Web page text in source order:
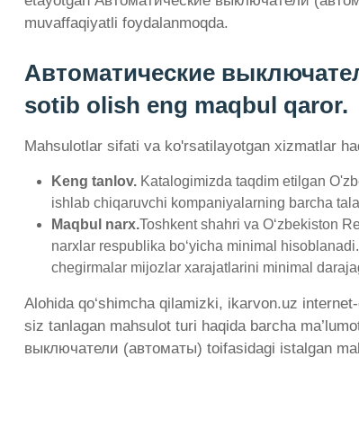
muvaffaqiyatli foydalanmoqda.
Автоматические
sotib olish eng maqbul qaror.
Mahsulotlar sifati va ko'rsatilayotgan xizmatlar
Keng tanlov. Katalogimizda taqdim etilgan
ishlab chiqaruvchi kompaniyalarning barcha
Maqbul narx.Toshkent shahri va O‘zbekiston
narxlar respublika bo‘yicha minimal
chegirmalar mijozlar xarajatlarini minimal
Alohida qo‘shimcha qilamizki, ikarvon.uz
siz tanlagan mahsulot turi haqida barcha
выключатели (автоматы) toifasidagi istalgan